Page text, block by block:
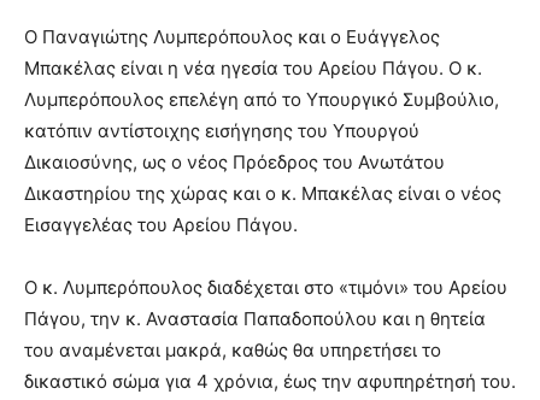
Ο Παναγιώτης Λυμπερόπουλος και ο Ευάγγελος
Μπακέλας είναι η νέα ηγεσία του Αρείου Πάγου. Ο κ.
Λυμπερόπουλος επελέγη από το Υπουργικό Συμβούλιο,
κατόπιν αντίστοιχης εισήγησης του Υπουργού
Δικαιοσύνης, ως ο νέος Πρόεδρος του Ανωτάτου
Δικαστηρίου της χώρας και ο κ. Μπακέλας είναι ο νέος
Εισαγγελέας του Αρείου Πάγου.
Ο κ. Λυμπερόπουλος διαδέχεται στο «τιμόνι» του Αρείου
Πάγου, την κ. Αναστασία Παπαδοπούλου και η θητεία
του αναμένεται μακρά, καθώς θα υπηρετήσει το
δικαστικό σώμα για 4 χρόνια, έως την αφυπηρέτησή του.